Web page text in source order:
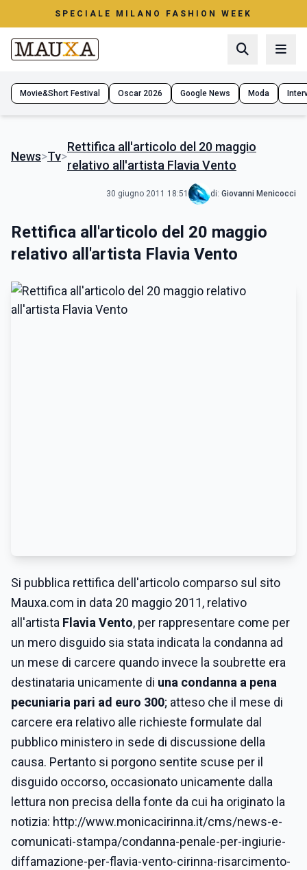
SPECIALE MILANO FASHION WEEK
Movie&Short Festival Oscar 2026 Google News Moda
News>Tv>
Rettifica all'articolo del 20 maggio
relativo all'artista Flavia Vento
30 giugno 2011 18:51 di: Giovanni Menicocci
Rettifica all'articolo del 20 maggio
relativo all'artista Flavia Vento
Si pubblica rettifica dell'articolo comparso sul sito
Mauxa.com in data 20 maggio 2011, relativo
all'artista Flavia Vento, per rappresentare come per
un mero disguido sia stata indicata la condanna ad
un mese di carcere quando invece la soubrette era
destinataria unicamente di una condanna a pena
pecuniaria pari ad euro 300; atteso che il mese di
carcere era relativo alle richieste formulate dal
pubblico ministero in sede di discussione della
causa. Pertanto si porgono sentite scuse per il
disguido occorso, occasionato unicamente dalla
lettura non precisa della fonte da cui ha originato la
notizia: http://www.monicacirinna.it/cms/news-e-
comunicati-stampa/condanna-penale-per-ingiurie-
diffamazione-per-flavia-vento-cirinna-risarcimento-